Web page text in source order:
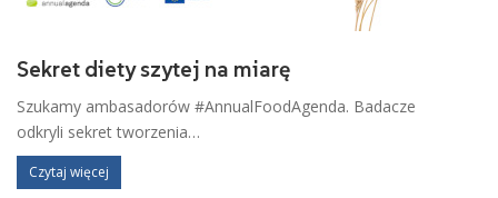
​Sekret diety szytej na miarę
Szukamy ambasadorów #AnnualFoodAgenda. Badacze
odkryli sekret tworzenia…
Czytaj więcej